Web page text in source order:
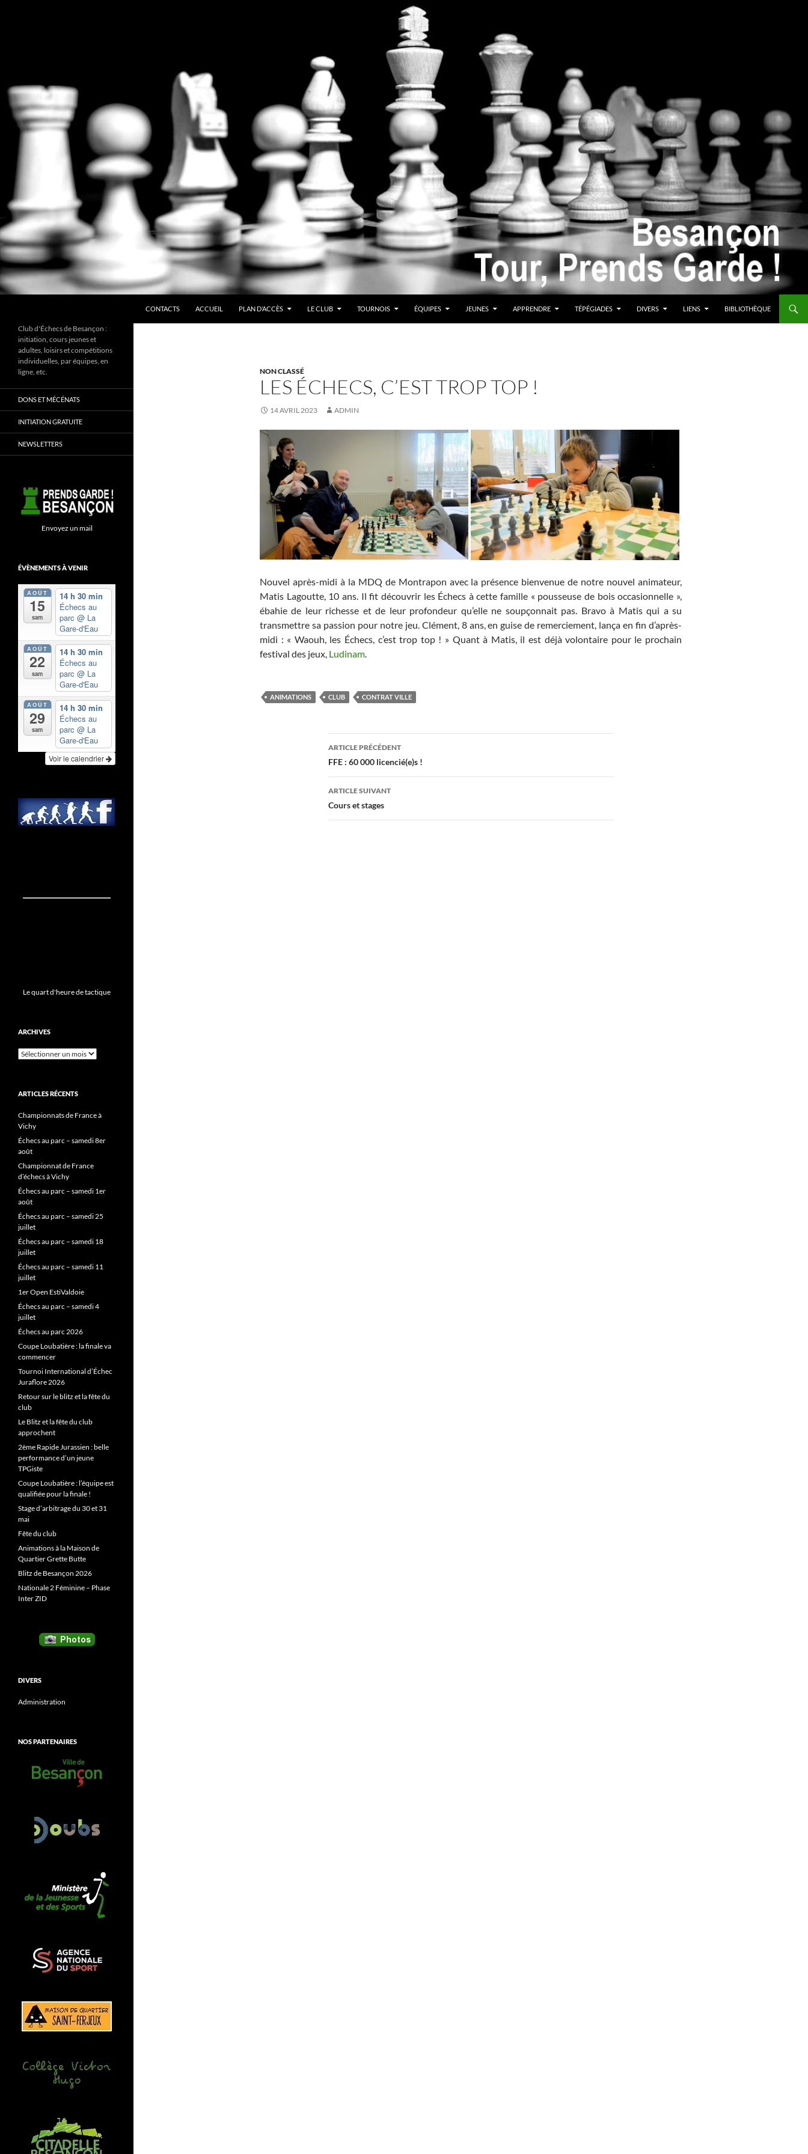
CONTACTS
ACCUEIL PLAN D’ACCÈS LE CLUB TOURNOIS ÉQUIPES JEUNES APPRENDRE TÉPÉGIADES DIVERS LIENS BIBLIOTHÈQUE
NON CLASSÉ
LES ÉCHECS, C’EST TROP TOP !
14 AVRIL 2023 ADMIN
Nouvel après-midi à la MDQ de Montrapon avec la présence bienvenue de notre nouvel animateur,
Matis Lagoutte, 10 ans. Il fit découvrir les Échecs à cette famille « pousseuse de bois occasionnelle »,
ébahie de leur richesse et de leur profondeur qu’elle ne soupçonnait pas. Bravo à Matis qui a su
transmettre sa passion pour notre jeu. Clément, 8 ans, en guise de remerciement, lança en fin d’après-
midi : « Waouh, les Échecs, c’est trop top ! » Quant à Matis, il est déjà volontaire pour le prochain
festival des jeux, Ludinam.
ANIMATIONS CLUB CONTRAT VILLE
Navigation
des
articles
ARTICLE PRÉCÉDENT
FFE : 60 000 licencié(e)s !
ARTICLE SUIVANT
Cours et stages
Club d'Échecs de Besançon :
initiation, cours jeunes et
adultes, loisirs et compétitions
individuelles, par équipes, en
ligne, etc.
DONS ET MÉCÉNATS
INITIATION GRATUITE
NEWSLETTERS
Envoyez un mail
ÉVÈNEMENTS À VENIR
AOÛT
15
sam
14 h 30 min
Échecs au
parc @ La
Gare-d'Eau
AOÛT
22
sam
14 h 30 min
Échecs au
parc @ La
Gare-d'Eau
AOÛT
29
sam
14 h 30 min
Échecs au
parc @ La
Gare-d'Eau
Voir le calendrier
Le quart d'heure de tactique
ARCHIVES
Archives
ARTICLES RÉCENTS
Championnats de France à
Vichy
Échecs au parc – samedi 8er
août
Championnat de France
d’échecs à Vichy
Échecs au parc – samedi 1er
août
Échecs au parc – samedi 25
juillet
Échecs au parc – samedi 18
juillet
Échecs au parc – samedi 11
juillet
1er Open EstiValdoie
Échecs au parc – samedi 4
juillet
Échecs au parc 2026
Coupe Loubatière : la finale va
commencer
Tournoi International d’Échec
Juraflore 2026
Retour sur le blitz et la fête du
club
Le Blitz et la fête du club
approchent
2ème Rapide Jurassien : belle
performance d’un jeune
TPGiste
Coupe Loubatière : l’équipe est
qualifiée pour la finale !
Stage d’arbitrage du 30 et 31
mai
Fête du club
Animations à la Maison de
Quartier Grette Butte
Blitz de Besançon 2026
Nationale 2 Féminine – Phase
Inter ZID
DIVERS
Administration
NOS PARTENAIRES